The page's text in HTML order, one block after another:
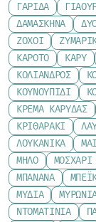
ΓΑΡΊΔΑ
ΔΑΜΆΣΚΗΝΑ
ΖΟΧΟΊ
ΚΑΡΌΤΟ
ΚΆΡΥ
ΚΌΛΙΑΝΔΡΟΣ
ΚΟΥΝΟΥΠΊΔΙ
ΚΡΈΜΑ ΚΑΡΎΔΑΣ
ΚΡΙΘΑΡΆΚΙ
ΛΟΥΚΆΝΙΚΑ
ΜΉΛΟ
ΜΟΣΧΆΡΙ
ΜΠΑΝΆΝΑ
ΜΎΔΙΑ
ΝΤΟΜΑΤΊΝΙΑ